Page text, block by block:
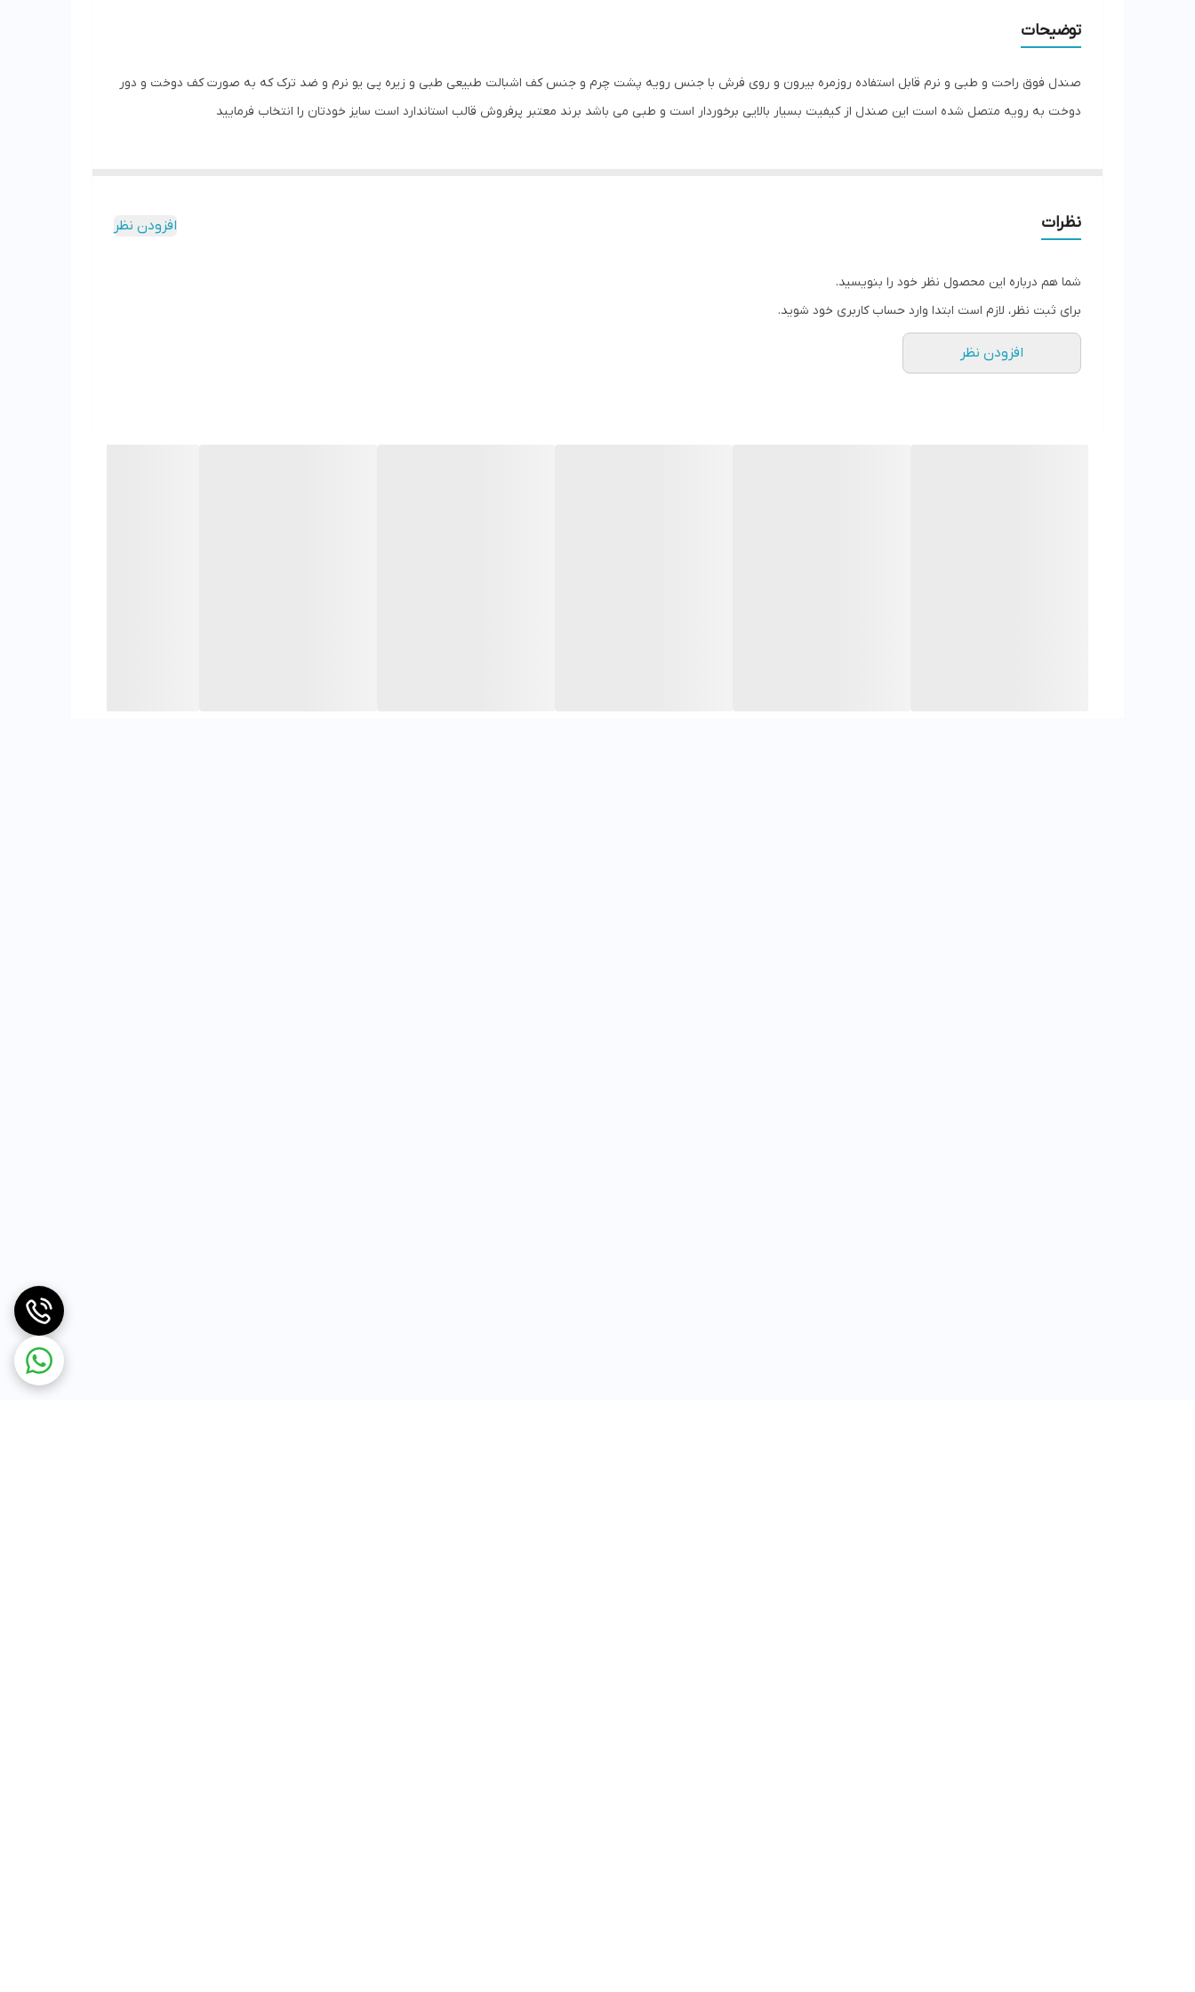
توضیحات
صندل فوق راحت و طبی و نرم قابل استفاده روزمره بیرون و روی فرش با جنس رویه پشت چرم و جنس کف اشبالت طبیعی طبی و زیره پی یو نرم و ضد ترک که به صورت کف دوخت و دور
دوخت به رویه متصل شده است این صندل از کیفیت بسیار بالایی برخوردار است و طبی می باشد برند معتبر پرفروش قالب استاندارد است سایز خودتان را انتخاب فرمایید
نظرات افزودن نظر
شما هم درباره این محصول نظر خود را بنویسید.
برای ثبت نظر، لازم است ابتدا وارد حساب کاربری خود شوید.
افزودن نظر